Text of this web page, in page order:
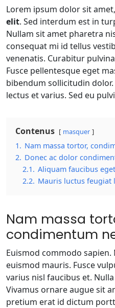
Lorem ipsum dolor sit amet,
elit. Sed interdum est in
Nullam sit amet pharetra
consequat mi id tellus
venenatis. Curabitur
Fusce pellentesque eget
bibendum sollicitudin
lectus et varius. Sed eu
Contenus masquer
1. Nam massa tortor,
2. Donec ac dolor
2.1. Aliquam faucibus
2.2. Mauris luctus feugiat
Nam massa
condimentum
Euismod commodo
euismod mauris. Fusce
varius nisl faucibus et.
Vivamus ornare augue sit
pretium erat id dictum